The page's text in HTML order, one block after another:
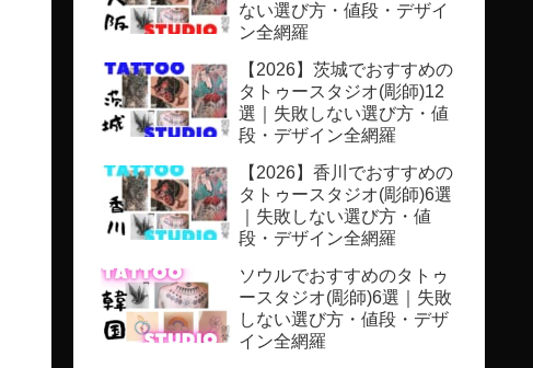
ない選び方・値段・デザイ
ン全網羅
【2026】茨城でおすすめの
タトゥースタジオ(彫師)12
選｜失敗しない選び方・値
段・デザイン全網羅
【2026】香川でおすすめの
タトゥースタジオ(彫師)6選
｜失敗しない選び方・値
段・デザイン全網羅
ソウルでおすすめのタトゥ
ースタジオ(彫師)6選｜失敗
しない選び方・値段・デザ
イン全網羅